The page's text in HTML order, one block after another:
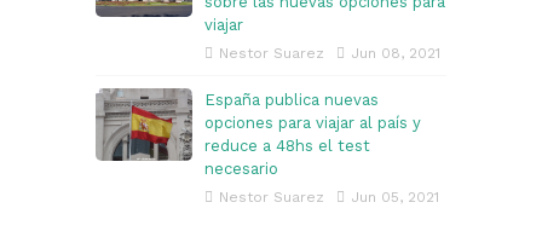
viajar
Nestor Suarez Jun 08, 2021
España publica nuevas
opciones para viajar al país y
reduce a 48hs el test
necesario
Nestor Suarez Jun 05, 2021